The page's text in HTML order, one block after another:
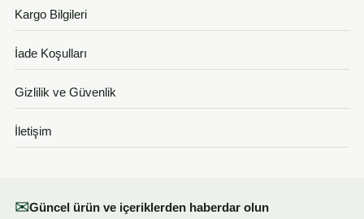
Kargo Bilgileri
İade Koşulları
Gizlilik ve Güvenlik
İletişim
✉Güncel ürün ve içeriklerden haberdar olun